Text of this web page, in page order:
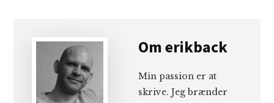
Omerikback
Min passion er at
skrive. Jeg brænder